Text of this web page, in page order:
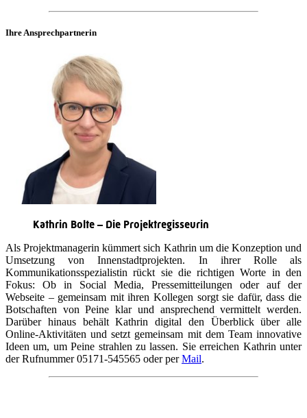
Ihre Ansprechpartnerin
Kathrin Bolte – Die Projektregisseurin
Als Projektmanagerin kümmert sich Kathrin um die Konzeption und
Umsetzung von Innenstadtprojekten. In ihrer Rolle als
Kommunikationsspezialistin rückt sie die richtigen Worte in den
Fokus: Ob in Social Media, Pressemitteilungen oder auf der
Webseite – gemeinsam mit ihren Kollegen sorgt sie dafür, dass die
Botschaften von Peine klar und ansprechend vermittelt werden.
Darüber hinaus behält Kathrin digital den Überblick über alle
Online-Aktivitäten und setzt gemeinsam mit dem Team innovative
Ideen um, um Peine strahlen zu lassen. Sie erreichen Kathrin unter
der Rufnummer 05171-545565 oder perMail.